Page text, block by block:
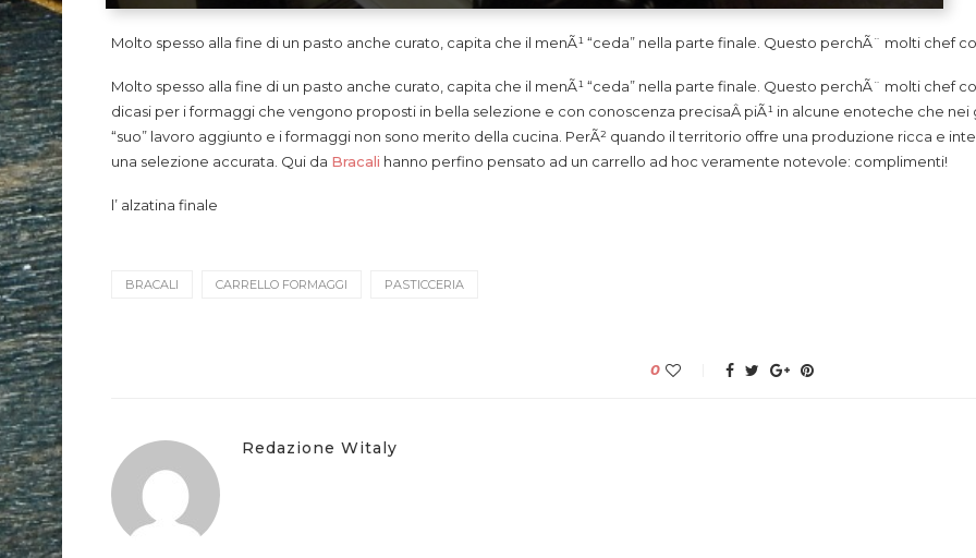
Molto spesso alla fine di un pasto anche curato, capita che il menÃ¹ “ceda” nella parte finale. Questo perchÃ¨ molti chef
Molto spesso alla fine di un pasto anche curato, capita che il menÃ¹ “ceda” nella parte finale. Questo perchÃ¨ molti chef
dicasi per i formaggi che vengono proposti in bella selezione e con conoscenza precisaÂ piÃ¹ in alcune enoteche che
“suo” lavoro aggiunto e i formaggi non sono merito della cucina. PerÃ² quando il territorio offre una produzione ricca e
una selezione accurata. Qui da Bracali hanno perfino pensato ad un carrello ad hoc veramente notevole: complimenti!
l’ alzatina finale
BRACALI CARRELLO FORMAGGI PASTICCERIA
0
Redazione Witaly